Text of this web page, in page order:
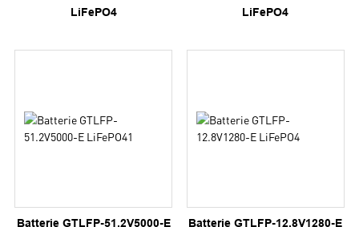
LiFePO4
LiFePO4
Batterie GTLFP-51.2V5000-E Batterie GTLFP-12.8V1280-E